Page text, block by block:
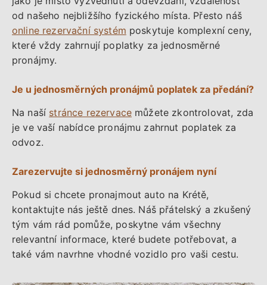
od našeho nejbližšího fyzického místa. Přesto náš
online rezervační systém poskytuje komplexní ceny,
které vždy zahrnují poplatky za jednosměrné
pronájmy.
Je u jednosměrných pronájmů poplatek za předání?
Na naší stránce rezervace můžete zkontrolovat, zda
je ve vaší nabídce pronájmu zahrnut poplatek za
odvoz.
Zarezervujte si jednosměrný pronájem nyní
Pokud si chcete pronajmout auto na Krétě,
kontaktujte nás ještě dnes. Náš přátelský a zkušený
tým vám rád pomůže, poskytne vám všechny
relevantní informace, které budete potřebovat, a
také vám navrhne vhodné vozidlo pro vaši cestu.